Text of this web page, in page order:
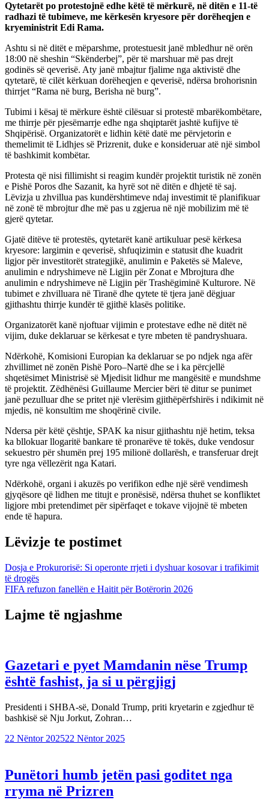
Qytetarët po protestojnë edhe këtë të mërkurë, në ditën e 11-të
radhazi të tubimeve, me kërkesën kryesore për dorëheqjen e
kryeministrit Edi Rama.
Ashtu si në ditët e mëparshme, protestuesit janë mbledhur në orën
18:00 në sheshin “Skënderbej”, për të marshuar më pas drejt
godinës së qeverisë. Aty janë mbajtur fjalime nga aktivistë dhe
qytetarë, të cilët kërkuan dorëheqjen e qeverisë, ndërsa brohorisnin
thirrjet “Rama në burg, Berisha në burg”.
Tubimi i kësaj të mërkure është cilësuar si protestë mbarëkombëtare,
me thirrje për pjesëmarrje edhe nga shqiptarët jashtë kufijve të
Shqipërisë. Organizatorët e lidhin këtë datë me përvjetorin e
themelimit të Lidhjes së Prizrenit, duke e konsideruar atë një simbol
të bashkimit kombëtar.
Protesta që nisi fillimisht si reagim kundër projektit turistik në zonën
e Pishë Poros dhe Sazanit, ka hyrë sot në ditën e dhjetë të saj.
Lëvizja u zhvillua pas kundërshtimeve ndaj investimit të planifikuar
në zonë të mbrojtur dhe më pas u zgjerua në një mobilizim më të
gjerë qytetar.
Gjatë ditëve të protestës, qytetarët kanë artikuluar pesë kërkesa
kryesore: largimin e qeverisë, shfuqizimin e statusit dhe kuadrit
ligjor për investitorët strategjikë, anulimin e Paketës së Maleve,
anulimin e ndryshimeve në Ligjin për Zonat e Mbrojtura dhe
anulimin e ndryshimeve në Ligjin për Trashëgiminë Kulturore. Në
tubimet e zhvilluara në Tiranë dhe qytete të tjera janë dëgjuar
gjithashtu thirrje kundër të gjithë klasës politike.
Organizatorët kanë njoftuar vijimin e protestave edhe në ditët në
vijim, duke deklaruar se kërkesat e tyre mbeten të pandryshuara.
Ndërkohë, Komisioni Europian ka deklaruar se po ndjek nga afër
zhvillimet në zonën Pishë Poro–Nartë dhe se i ka përcjellë
shqetësimet Ministrisë së Mjedisit lidhur me mangësitë e mundshme
të projektit. Zëdhënësi Guillaume Mercier bëri të ditur se punimet
janë pezulluar dhe se pritet një vlerësim gjithëpërfshirës i ndikimit në
mjedis, në konsultim me shoqërinë civile.
Ndersa për këtë çështje, SPAK ka nisur gjithashtu një hetim, teksa
ka bllokuar llogaritë bankare të pronarëve të tokës, duke vendosur
sekuestro për shumën prej 195 milionë dollarësh, e transferuar drejt
tyre nga vëllezërit nga Katari.
Ndërkohë, organi i akuzës po verifikon edhe një sërë vendimesh
gjyqësore që lidhen me titujt e pronësisë, ndërsa thuhet se konfliktet
ligjore mbi pretendimet për sipërfaqet e tokave vijojnë të mbeten
ende të hapura.
Lëvizje te postimet
Dosja e Prokurorisë: Si operonte rrjeti i dyshuar kosovar i trafikimit
të drogës
FIFA refuzon fanellën e Haitit për Botërorin 2026
Lajme të ngjashme
Gazetari e pyet Mamdanin nëse Trump
është fashist, ja si u përgjigj
Presidenti i SHBA-së, Donald Trump, priti kryetarin e zgjedhur të
bashkisë së Nju Jorkut, Zohran…
22 Nëntor 202522 Nëntor 2025
Punëtori humb jetën pasi goditet nga
rryma në Prizren